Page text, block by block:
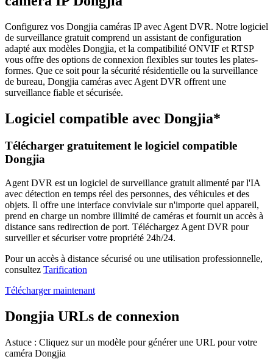
Configurez vos Dongjia caméras IP avec Agent DVR. Notre logiciel
de surveillance gratuit comprend un assistant de configuration
adapté aux modèles Dongjia, et la compatibilité ONVIF et RTSP
vous offre des options de connexion flexibles sur toutes les plates-
formes. Que ce soit pour la sécurité résidentielle ou la surveillance
de bureau, Dongjia caméras avec Agent DVR offrent une
surveillance fiable et sécurisée.
Logiciel compatible avec Dongjia*
Télécharger gratuitement le logiciel compatible
Dongjia
Agent DVR est un logiciel de surveillance gratuit alimenté par l'IA
avec détection en temps réel des personnes, des véhicules et des
objets. Il offre une interface conviviale sur n'importe quel appareil,
prend en charge un nombre illimité de caméras et fournit un accès à
distance sans redirection de port. Téléchargez Agent DVR pour
surveiller et sécuriser votre propriété 24h/24.
Pour un accès à distance sécurisé ou une utilisation professionnelle,
consultez Tarification
Télécharger maintenant
Dongjia URLs de connexion
Astuce : Cliquez sur un modèle pour générer une URL pour votre
caméra Dongjia